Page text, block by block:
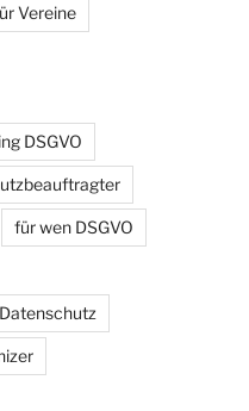
Vereine
DSGVO
für wen DSGVO